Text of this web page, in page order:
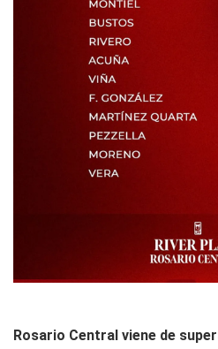
Rosario Central viene de